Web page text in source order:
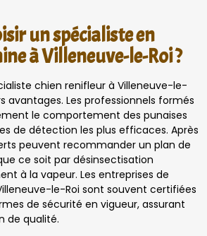
un spécialiste en
à Villeneuve-le-Roi ?
chien renifleur à Villeneuve-le-
avantages. Les professionnels formés
le comportement des punaises
de détection les plus efficaces. Après
peuvent recommander un plan de
ce soit par désinsectisation
à la vapeur. Les entreprises de
le-Roi sont souvent certifiées
de sécurité en vigueur, assurant
de qualité.